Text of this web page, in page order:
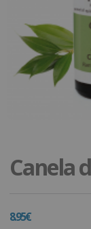
Canela
8.95€